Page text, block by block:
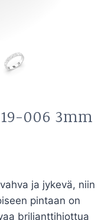
006 3mm
ja jykevä, niin
pintaan on
briljanttihiottua